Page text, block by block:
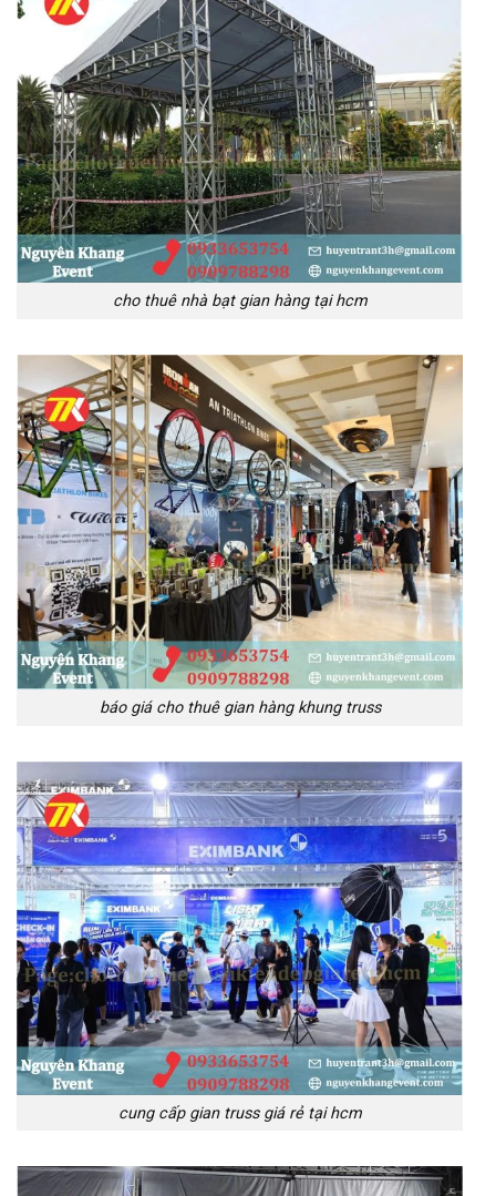
cho thuê nhà bạt gian hàng tại hcm
báo giá cho thuê gian hàng khung truss
cung cấp gian truss giá rẻ tại hcm